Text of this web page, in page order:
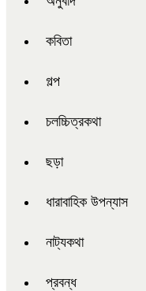
কবিতা
গল্প
চলচ্চিত্রকথা
ছড়া
ধারাবাহিক উপন্যাস
নাট্যকথা
প্রবন্ধ